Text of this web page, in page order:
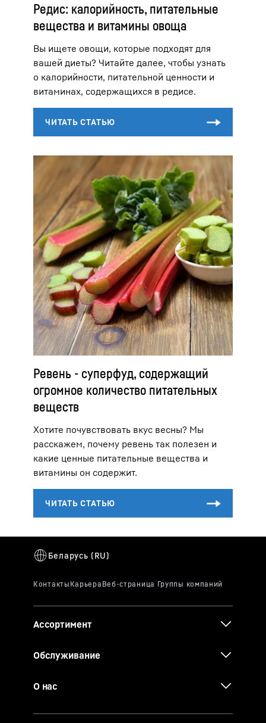
Редис: калорийность, питательные
вещества и витамины овоща
Вы ищете овощи, которые подходят для
вашей диеты? Читайте далее, чтобы узнать
о калорийности, питательной ценности и
витаминах, содержащихся в редисе.
Ревень - суперфуд, содержащий
огромное количество питательных
веществ
Хотите почувствовать вкус весны? Мы
расскажем, почему ревень так полезен и
какие ценные питательные вещества и
витамины он содержит.
Ассортимент
Обслуживание
О нас